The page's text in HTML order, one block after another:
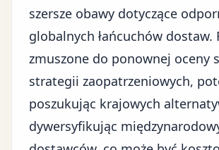
szersze obawy dotyczące
globalnych łańcuchów dostaw.
zmuszone do ponownej oceny
strategii zaopatrzeniowych,
poszukując krajowych
dywersyfikując